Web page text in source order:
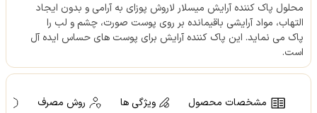
محلول پاک کننده آرایش میسلار لاروش پوزای به آرامی و بدون ایجاد
التهاب، مواد آرایشی باقیمانده بر روی پوست صورت، چشم و لب را
پاک می نماید. این پاک کننده آرایش برای پوست های حساس ایده آل
است.
مشخصات محصول ویژگی ها روش مصرف